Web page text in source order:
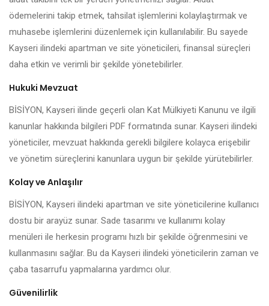
ödemelerini takip etmek, tahsilat işlemlerini kolaylaştırmak ve
muhasebe işlemlerini düzenlemek için kullanılabilir. Bu sayede
Kayseri ilindeki apartman ve site yöneticileri, finansal süreçleri
daha etkin ve verimli bir şekilde yönetebilirler.
Hukuki Mevzuat
BİSİYON, Kayseri ilinde geçerli olan Kat Mülkiyeti Kanunu ve ilgili
kanunlar hakkında bilgileri PDF formatında sunar. Kayseri ilindeki
yöneticiler, mevzuat hakkında gerekli bilgilere kolayca erişebilir
ve yönetim süreçlerini kanunlara uygun bir şekilde yürütebilirler.
Kolay ve Anlaşılır
BİSİYON, Kayseri ilindeki apartman ve site yöneticilerine kullanıcı
dostu bir arayüz sunar. Sade tasarımı ve kullanımı kolay
menüleri ile herkesin programı hızlı bir şekilde öğrenmesini ve
kullanmasını sağlar. Bu da Kayseri ilindeki yöneticilerin zaman ve
çaba tasarrufu yapmalarına yardımcı olur.
Güvenilirlik